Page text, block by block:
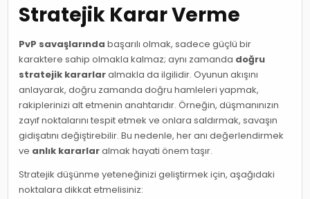
Stratejik Karar Verme
PvP savaşlarında başarılı olmak, sadece güçlü bir
karaktere sahip olmakla kalmaz; aynı zamanda doğru
stratejik kararlaralmakla da ilgilidir. Oyunun akışını
anlayarak, doğru zamanda doğru hamleleri yapmak,
rakiplerinizi alt etmenin anahtarıdır. Örneğin, düşmanınızın
zayıf noktalarını tespit etmek ve onlara saldırmak, savaşın
gidişatını değiştirebilir. Bu nedenle, her anı değerlendirmek
ve anlık kararlaralmak hayati önem taşır.
Stratejik düşünme yeteneğinizi geliştirmek için, aşağıdaki
noktalara dikkat etmelisiniz: